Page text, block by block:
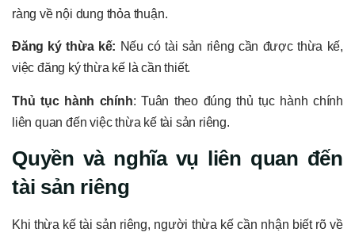
ràng về nội dung thỏa thuận.
Đăng ký thừa kế: Nếu có tài sản riêng cần được thừa kế,
việc đăng ký thừa kế là cần thiết.
Thủ tục hành chính: Tuân theo đúng thủ tục hành chính
liên quan đến việc thừa kế tài sản riêng.
Quyền và nghĩa vụ liên quan đến
tài sản riêng
Khi thừa kế tài sản riêng, người thừa kế cần nhận biết rõ về